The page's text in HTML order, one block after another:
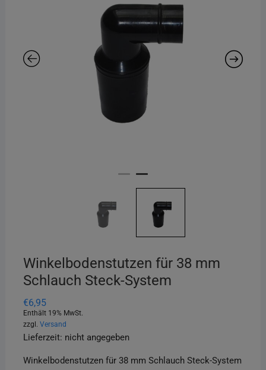
Winkelbodenstutzen für 38 mm
Schlauch Steck-System
€6,95
Enthält 19% MwSt.
zzgl. Versand
Lieferzeit: nicht angegeben
Winkelbodenstutzen für 38 mm Schlauch Steck-System